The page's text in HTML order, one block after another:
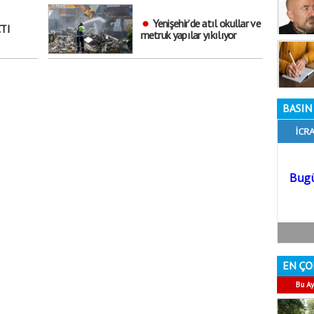
Yenişehir’de atıl okullar ve
metruk yapılar yıkılıyor
EN
Bu Ay